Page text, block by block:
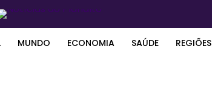
MUNDO ECONOMIA SAÚDE REGIÕES